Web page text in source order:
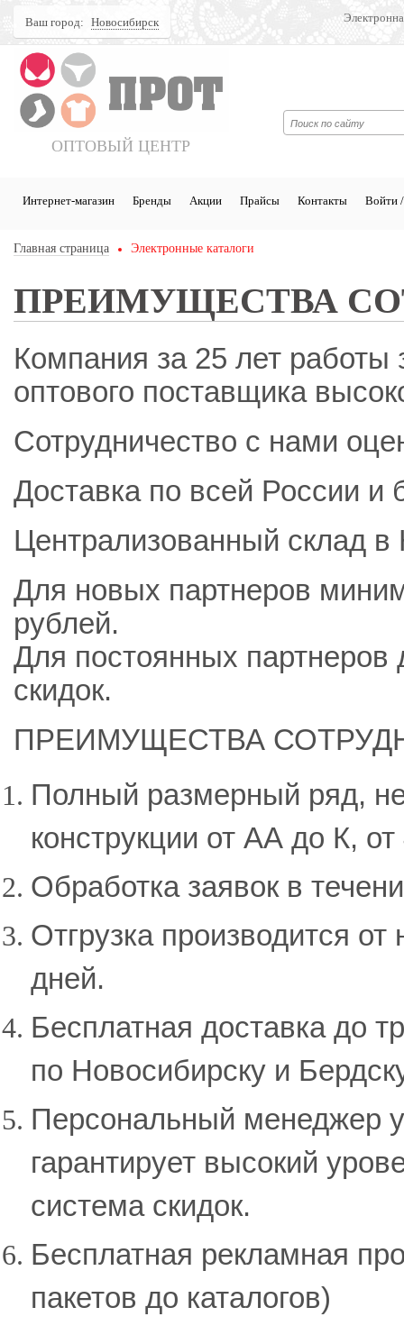
Ваш город: Новосибирск
ОПТОВЫЙ ЦЕНТР
Интернет-магазин Бренды Акции Прайсы Контакты Войти /
Главная страница Электронные каталоги
ПРЕИМУЩЕСТВА
Компания за 25 лет
оптового поставщика
Сотрудничество с нами
Доставка по всей России
Централизованный склад в
Для новых партнеров
рублей.
Для постоянных партнеров
скидок.
ПРЕИМУЩЕСТВА
Полный размерный ряд,
конструкции от АА до К,
Обработка заявок в
Отгрузка производится
дней.
Бесплатная доставка до
по Новосибирску и
Персональный менеджер
гарантирует высокий
система скидок.
Бесплатная рекламная
пакетов до каталогов)